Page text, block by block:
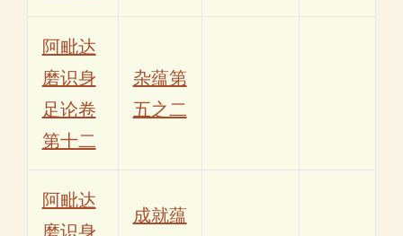
阿毗达
磨识身
足论卷
第十二
杂蕴第
五之二
阿毗达
磨识身
成就蕴